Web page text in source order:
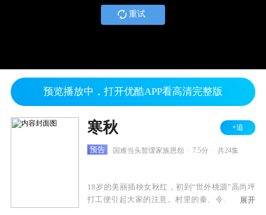
重试
预览播放中，打开优酷APP看高清完整版
寒秋 +追
预告 国难当头暂缓家族恩怨 7.5分 共24集
18岁的美丽插秧女秋红，初到“世外桃源”高尚坪
打工便引起大家的注意。村里的秦、令、黄三大
展开